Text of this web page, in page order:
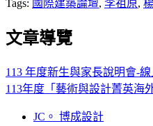
Tags: 國際建築論壇, 李祖原,
文章導覽
113 年度新生與家長說明會-
113年度「藝術與設計菁英海
JC。 博成設計